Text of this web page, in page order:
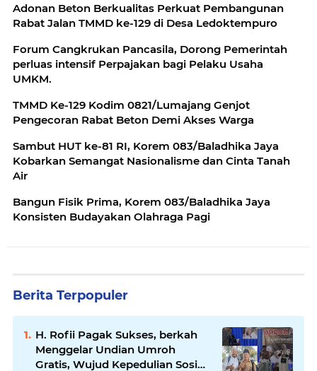
Adonan Beton Berkualitas Perkuat Pembangunan
Rabat Jalan TMMD ke-129 di Desa Ledoktempuro
Forum Cangkrukan Pancasila, Dorong Pemerintah
perluas intensif Perpajakan bagi Pelaku Usaha
UMKM.
TMMD Ke-129 Kodim 0821/Lumajang Genjot
Pengecoran Rabat Beton Demi Akses Warga
Sambut HUT ke-81 RI, Korem 083/Baladhika Jaya
Kobarkan Semangat Nasionalisme dan Cinta Tanah
Air
Bangun Fisik Prima, Korem 083/Baladhika Jaya
Konsisten Budayakan Olahraga Pagi
Berita Terpopuler
H. Rofii Pagak Sukses, berkah
Menggelar Undian Umroh
Gratis, Wujud Kepedulian Sosial